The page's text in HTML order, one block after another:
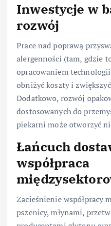
Inwestycje w
rozwój
Prace nad poprawą
alergenności (tam, gdzie
opracowaniem
obniżyć koszty i
Dodatkowo, rozwój
dostosowanych do
piekarni może otworzyć
Łańcuch
współpraca
Zacieśnienie współpracy
pszenicy, młynami,